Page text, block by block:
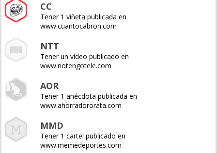
CC
Tener 1 viñeta publicada en
www.cuantocabron.com
NTT
Tener un vídeo publicado en
www.notengotele.com
AOR
Tener 1 anécdota publicada en
www.ahorradororata.com
MMD
Tener 1 cartel publicado en
www.memedeportes.com